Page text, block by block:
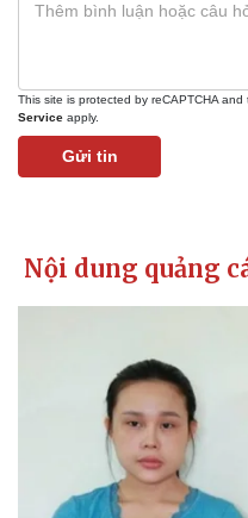
This site is protected by reCAPTCHA and
Service apply.
Gửi tin